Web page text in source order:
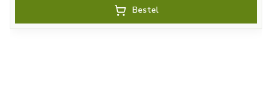
Bestel